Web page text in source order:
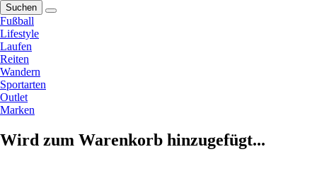
Suchen
Fußball
Lifestyle
Laufen
Reiten
Wandern
Sportarten
Outlet
Marken
Wird zum Warenkorb hinzugefügt...